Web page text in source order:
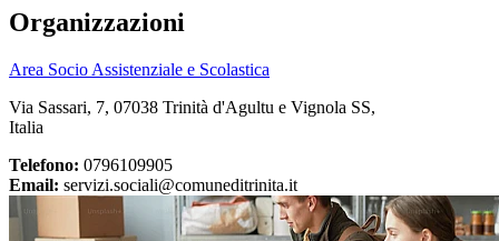
Organizzazioni
Area Socio Assistenziale e Scolastica
Via Sassari, 7, 07038 Trinità d'Agultu e Vignola SS,
Italia
Telefono: 0796109905
Email: servizi.sociali@comuneditrinita.it